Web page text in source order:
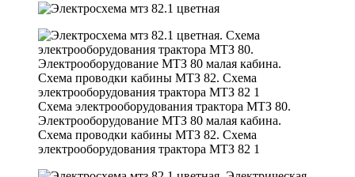
Схема электрооборудования трактора МТЗ 80.
Электрооборудование МТЗ 80 малая кабина.
Схема проводки кабины МТЗ 82. Схема
электрооборудования трактора МТЗ 82 1